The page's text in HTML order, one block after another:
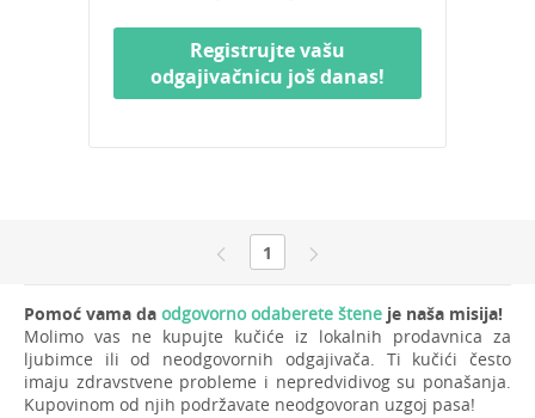
Registrujte vašu
odgajivačnicu još danas!
1
Pomoć vama da odgovorno odaberete štene je naša misija!
Molimo vas ne kupujte kučiće iz lokalnih prodavnica za
ljubimce ili od neodgovornih odgajivača. Ti kučići često
imaju zdravstvene probleme i nepredvidivog su ponašanja.
Kupovinom od njih podržavate neodgovoran uzgoj pasa!